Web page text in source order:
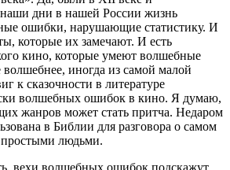
дни в нашей России жизнь
ошибки, нарушающие статистику. И
которые их замечают. И есть
кино, которые умеют волшебные
иногда из самой малой
к сказочности в литературе
волшебных ошибок в кино. Я думаю,
жанров может стать притча. Недаром
в Библии для разговора о самом
людьми.